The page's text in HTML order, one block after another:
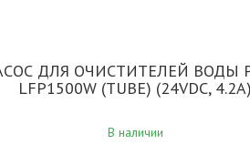
ДЛЯ ОЧИСТИТЕЛЕЙ ВОДЫ
LFP1500W (TUBE) (24VDC, 4.2A)
В наличии